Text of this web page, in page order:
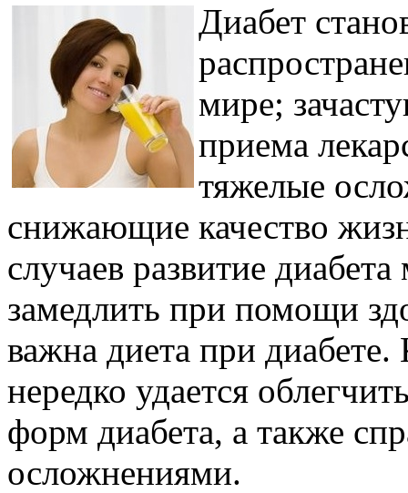
Диабет
мире;
приема
тяжелые
снижающие качество
случаев развитие
замедлить при помощи
важна диета при
нередко удается
форм диабета, а также
осложнениями.